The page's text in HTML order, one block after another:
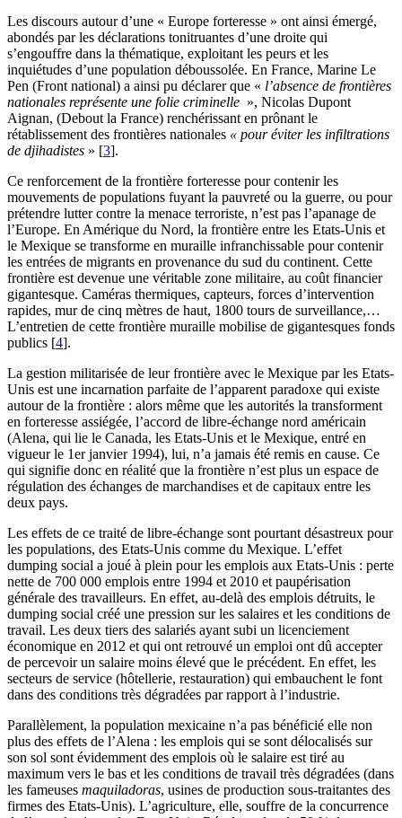
Les discours autour d’une « Europe forteresse » ont ainsi émergé,
abondés par les déclarations tonitruantes d’une droite qui
s’engouffre dans la thématique, exploitant les peurs et les
inquiétudes d’une population déboussolée. En France, Marine Le
Pen (Front national) a ainsi pu déclarer que « l’absence de frontières
nationales représente une folie criminelle », Nicolas Dupont
Aignan, (Debout la France) renchérissant en prônant le
rétablissement des frontières nationales « pour éviter les infiltrations
de djihadistes » [3].
Ce renforcement de la frontière forteresse pour contenir les
mouvements de populations fuyant la pauvreté ou la guerre, ou pour
prétendre lutter contre la menace terroriste, n’est pas l’apanage de
l’Europe. En Amérique du Nord, la frontière entre les Etats-Unis et
le Mexique se transforme en muraille infranchissable pour contenir
les entrées de migrants en provenance du sud du continent. Cette
frontière est devenue une véritable zone militaire, au coût financier
gigantesque. Caméras thermiques, capteurs, forces d’intervention
rapides, mur de cinq mètres de haut, 1800 tours de surveillance,…
L’entretien de cette frontière muraille mobilise de gigantesques fonds
publics [4].
La gestion militarisée de leur frontière avec le Mexique par les Etats-
Unis est une incarnation parfaite de l’apparent paradoxe qui existe
autour de la frontière : alors même que les autorités la transforment
en forteresse assiégée, l’accord de libre-échange nord américain
(Alena, qui lie le Canada, les Etats-Unis et le Mexique, entré en
vigueur le 1er janvier 1994), lui, n’a jamais été remis en cause. Ce
qui signifie donc en réalité que la frontière n’est plus un espace de
régulation des échanges de marchandises et de capitaux entre les
deux pays.
Les effets de ce traité de libre-échange sont pourtant désastreux pour
les populations, des Etats-Unis comme du Mexique. L’effet
dumping social a joué à plein pour les emplois aux Etats-Unis : perte
nette de 700 000 emplois entre 1994 et 2010 et paupérisation
générale des travailleurs. En effet, au-delà des emplois détruits, le
dumping social créé une pression sur les salaires et les conditions de
travail. Les deux tiers des salariés ayant subi un licenciement
économique en 2012 et qui ont retrouvé un emploi ont dû accepter
de percevoir un salaire moins élevé que le précédent. En effet, les
secteurs de service (hôtellerie, restauration) qui embauchent le font
dans des conditions très dégradées par rapport à l’industrie.
Parallèlement, la population mexicaine n’a pas bénéficié elle non
plus des effets de l’Alena : les emplois qui se sont délocalisés sur
son sol sont évidemment des emplois où le salaire est tiré au
maximum vers le bas et les conditions de travail très dégradées (dans
les fameuses maquiladoras, usines de production sous-traitantes des
firmes des Etats-Unis). L’agriculture, elle, souffre de la concurrence